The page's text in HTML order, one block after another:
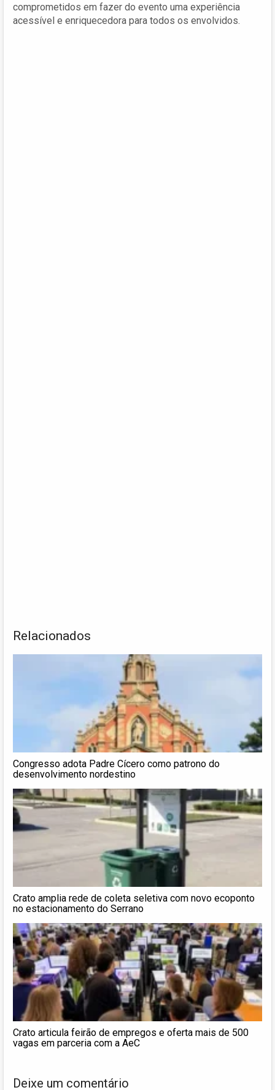
comprometidos em fazer do evento uma experiência
acessível e enriquecedora para todos os envolvidos.
Relacionados
Congresso adota Padre Cícero como patrono do
desenvolvimento nordestino
Crato amplia rede de coleta seletiva com novo ecoponto
no estacionamento do Serrano
Crato articula feirão de empregos e oferta mais de 500
vagas em parceria com a AeC
Deixe um comentário